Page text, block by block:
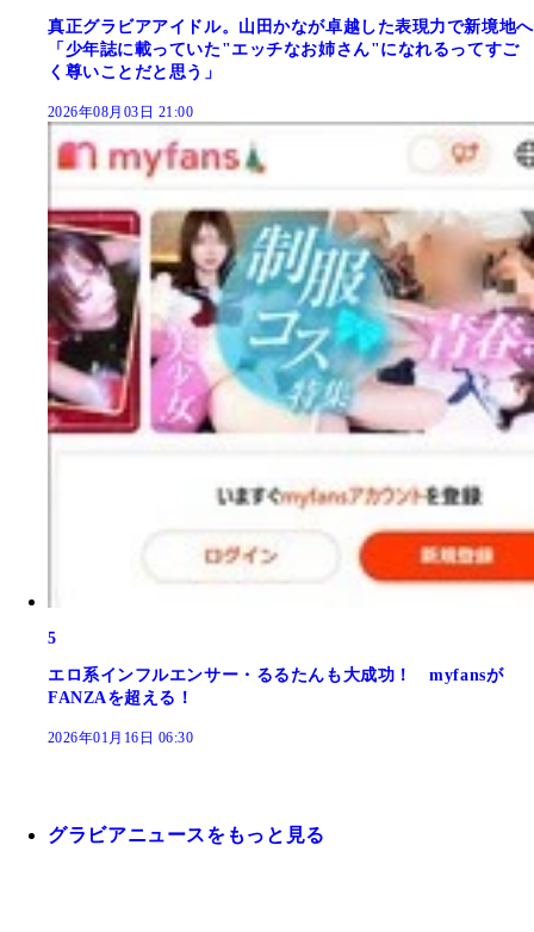
真正グラビアアイドル。山田かなが卓越した表現力で新境地へ
「少年誌に載っていた"エッチなお姉さん"になれるってすご
く尊いことだと思う」
2026年08月03日 21:00
5
エロ系インフルエンサー・るるたんも大成功！ myfansが
FANZAを超える！
2026年01月16日 06:30
グラビアニュースをもっと見る